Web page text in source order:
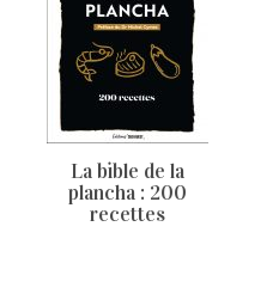
La bible de la
plancha : 200
recettes